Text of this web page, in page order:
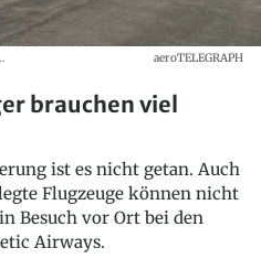
aeroTELEGRAPH
brauchen viel
ist es nicht getan. Auch
Flugzeuge können nicht
Besuch vor Ort bei den
Airways.